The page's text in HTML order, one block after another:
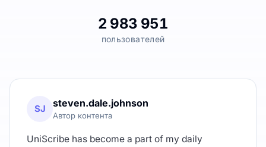
2 983 951
пользователей
SJ steven.dale.johnson
Автор контента
UniScribe has become a part of my daily